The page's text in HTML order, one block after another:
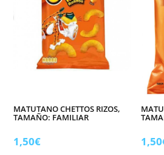
MATUTANO CHETTOS RIZOS,
TAMAÑO: FAMILIAR
1,50€ 1,50